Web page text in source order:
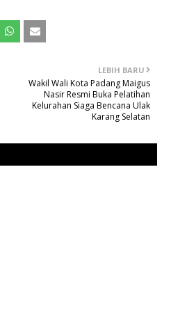
LEBIH BARU
Wakil Wali Kota Padang Maigus
Nasir Resmi Buka Pelatihan
Kelurahan Siaga Bencana Ulak
Karang Selatan